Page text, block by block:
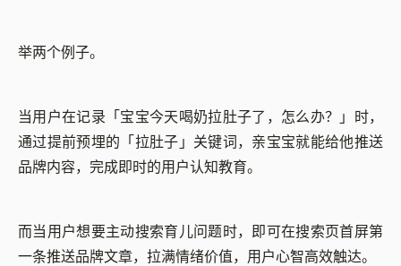
举两个例子。
当用户在记录 「宝宝今天喝奶拉肚子了，怎么办？ 」 时，
通过提前预埋的 「拉肚子 」 关键词，亲宝宝就能给他推送
品牌内容，完成即时的用户认知教育。
而当用户想要主动搜索育儿问题时，即可在搜索页首屏第
一条推送品牌文章，拉满情绪价值，用户心智高效触达。